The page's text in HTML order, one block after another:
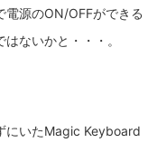
電源のON/OFFができる
ないかと・・・。
にいたMagic Keyboard